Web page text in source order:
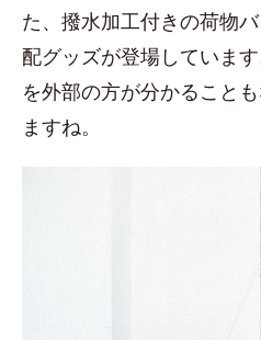
た、撥水加工付きの荷物
配グッズが登場していま
を外部の方が分かること
ますね。